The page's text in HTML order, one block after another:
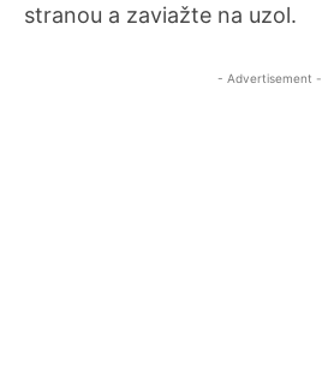
stranou a zaviažte na uzol.
- Advertisement -